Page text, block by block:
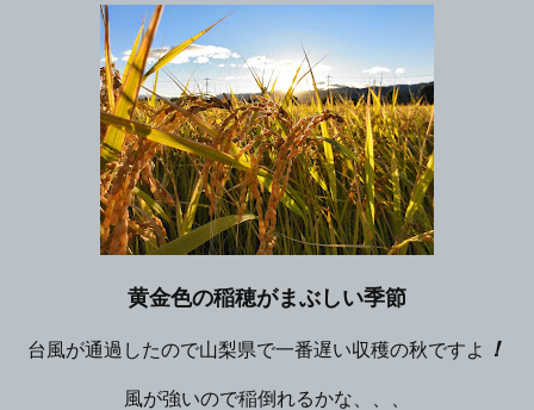
黄金色の稲穂がまぶしい季節
台風が通過したので山梨県で一番遅い収穫の秋ですよ ！
風が強いので稲倒れるかな、、、